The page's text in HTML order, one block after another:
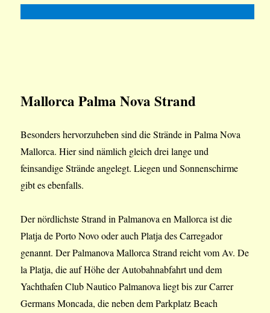
Mallorca Palma Nova Strand
Besonders hervorzuheben sind die Strände in Palma Nova
Mallorca. Hier sind nämlich gleich drei lange und
feinsandige Strände angelegt. Liegen und Sonnenschirme
gibt es ebenfalls.
Der nördlichste Strand in Palmanova en Mallorca ist die
Platja de Porto Novo oder auch Platja des Carregador
genannt. Der Palmanova Mallorca Strand reicht vom Av. De
la Platja, die auf Höhe der Autobahnabfahrt und dem
Yachthafen Club Nautico Palmanova liegt bis zur Carrer
Germans Moncada, die neben dem Parkplatz Beach